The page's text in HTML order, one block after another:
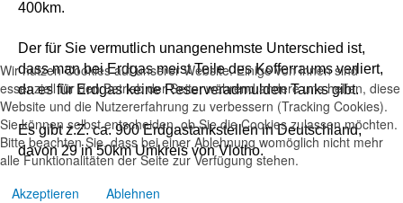
400km.
Der für Sie vermutlich unangenehmste Unterschied ist,
dass man bei Erdgas meist Teile des Kofferraums verliert,
da es für Erdgas keine Reserveradmulden Tanks gibt.
Es gibt z.Z. ca. 900 Erdgastankstellen in Deutschland,
davon 29 in 50km Umkreis von Vlotho.
Wir nutzen Cookies auf unserer Website. Einige von ihnen sind
essenziell für den Betrieb der Seite, während andere uns helfen, diese
Website und die Nutzererfahrung zu verbessern (Tracking Cookies).
Sie können selbst entscheiden, ob Sie die Cookies zulassen möchten.
Bitte beachten Sie, dass bei einer Ablehnung womöglich nicht mehr
alle Funktionalitäten der Seite zur Verfügung stehen.
Akzeptieren
Ablehnen